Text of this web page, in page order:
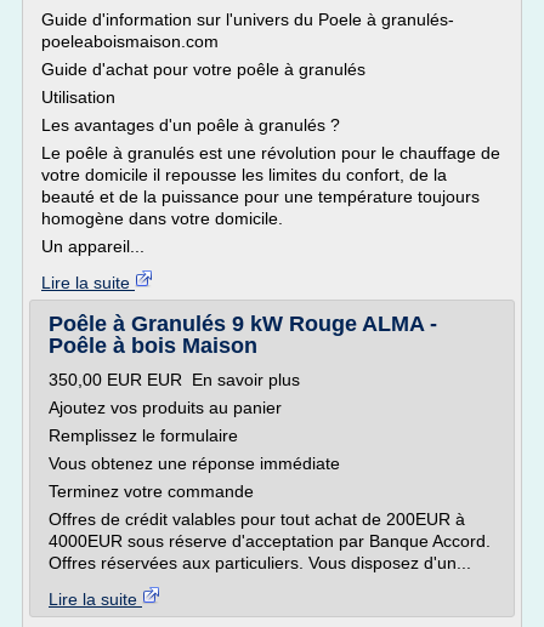
Guide d'information sur l'univers du Poele à granulés-
poeleaboismaison.com
Guide d'achat pour votre poêle à granulés
Utilisation
Les avantages d'un poêle à granulés ?
Le poêle à granulés est une révolution pour le chauffage de
votre domicile il repousse les limites du confort, de la
beauté et de la puissance pour une température toujours
homogène dans votre domicile.
Un appareil...
Lire la suite
Poêle à Granulés 9 kW Rouge ALMA -
Poêle à bois Maison
350,00 EUR EUR En savoir plus
Ajoutez vos produits au panier
Remplissez le formulaire
Vous obtenez une réponse immédiate
Terminez votre commande
Offres de crédit valables pour tout achat de 200EUR à
4000EUR sous réserve d'acceptation par Banque Accord.
Offres réservées aux particuliers. Vous disposez d'un...
Lire la suite